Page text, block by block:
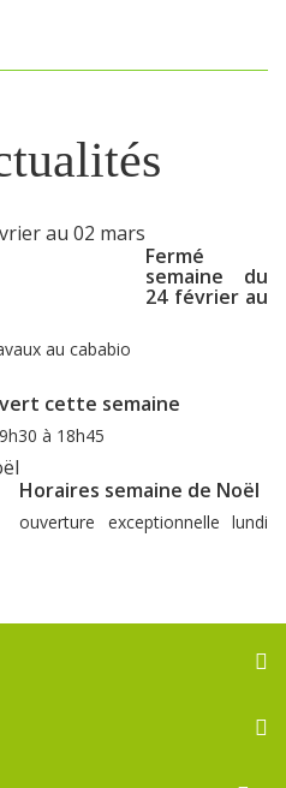
Fermé
semaine du
24 février au
au cababio
cette semaine
à 18h45
Horaires semaine de Noël
ouverture exceptionnelle lundi